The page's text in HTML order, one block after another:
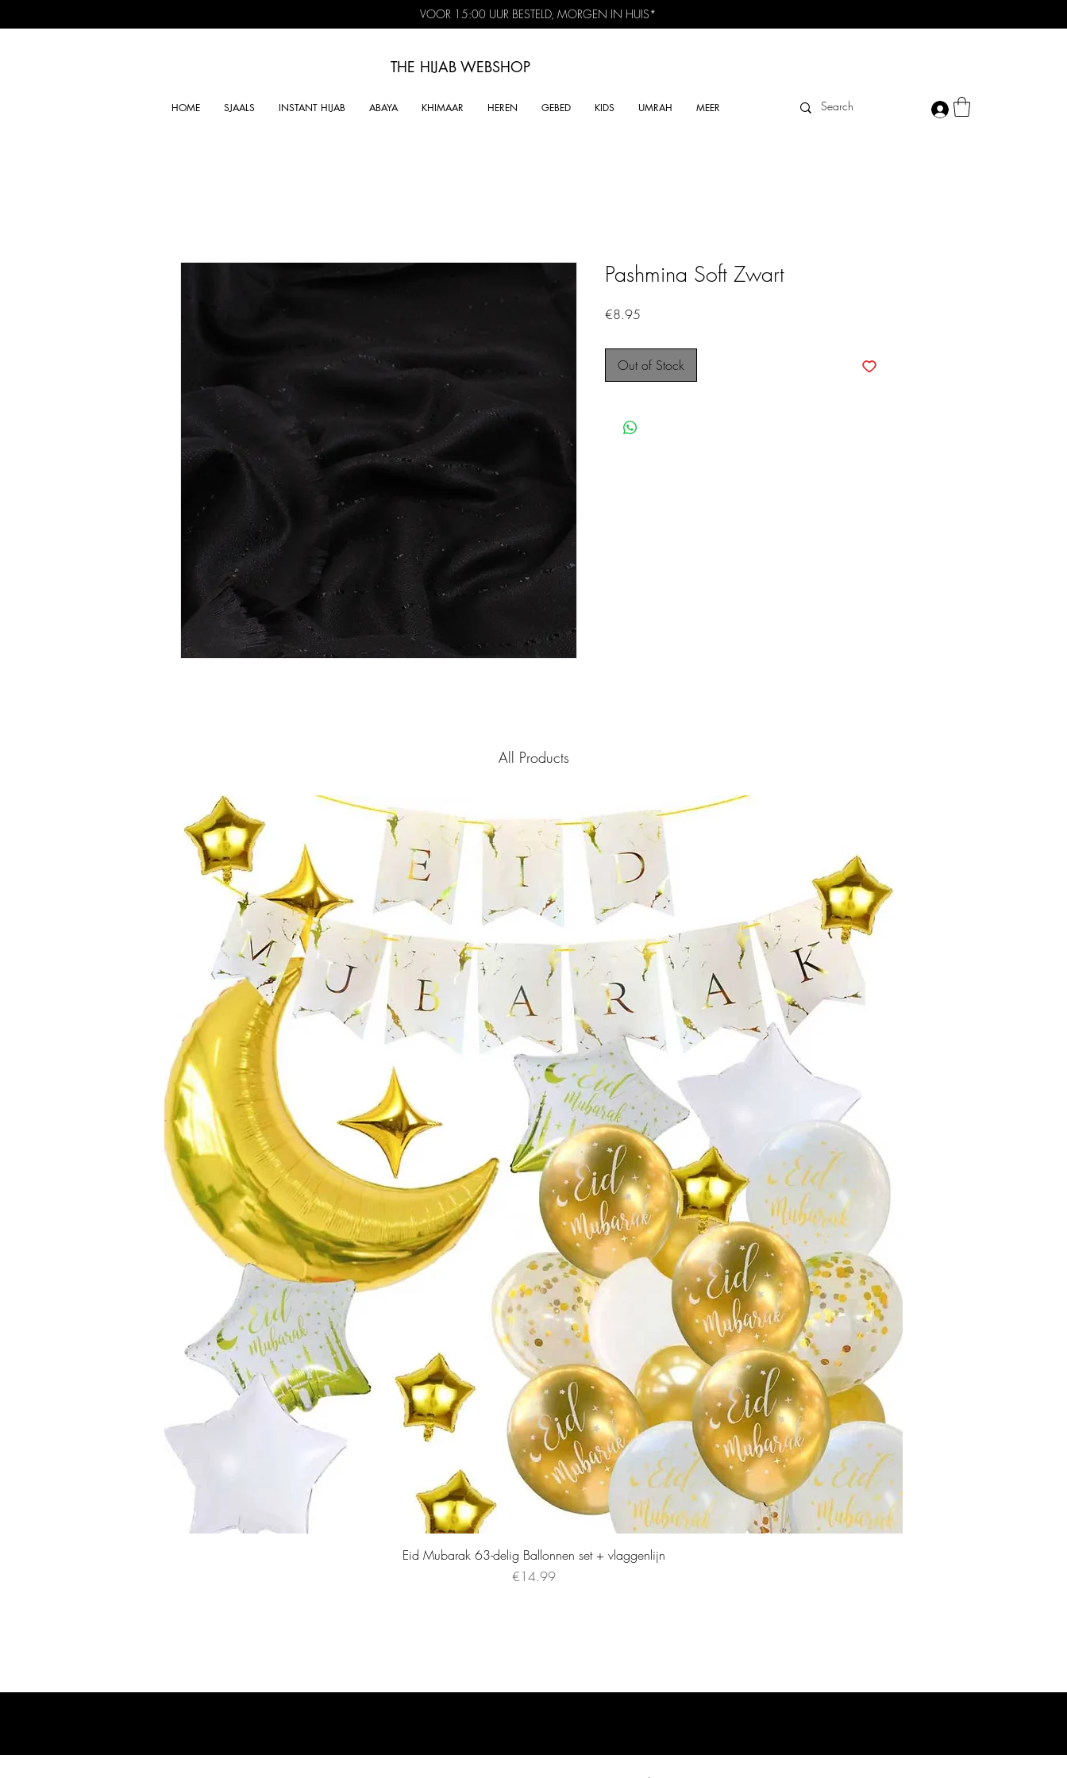
VOOR 15:00 UUR BESTELD, MORGEN IN HUIS*
THE HIJAB WEBSHOP
HOME SJAALS INSTANT HIJAB ABAYA KHIMAAR HEREN GEBED KIDS UMRAH MEER
Pashmina Soft Zwart
€8.95
Out of Stock
All Products
Eid Mubarak 63-delig Ballonnen set + vlaggenlijn
Price
€14.99